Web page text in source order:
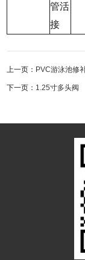
管活
接
上一页： PVC游泳池修
下一页： 1.25寸多头阀